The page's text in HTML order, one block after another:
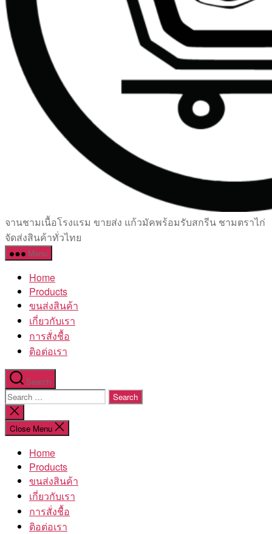
เซรามิค
ครบ
ครัน
โรงงาน
จานชามเนื้อโรงแรม ขายส่ง แก้วมัคพร้อมรับสกรีน ชามตราไก่
จัดส่งสินค้าทั่วไทย
Menu
Home
Products
ขนส่งสินค้า
เกี่ยวกับเรา
การสั่งชื้อ
ติอต่อเรา
Search
Search
for:
Close
search
Close Menu
Home
Products
ขนส่งสินค้า
เกี่ยวกับเรา
การสั่งชื้อ
ติอต่อเรา